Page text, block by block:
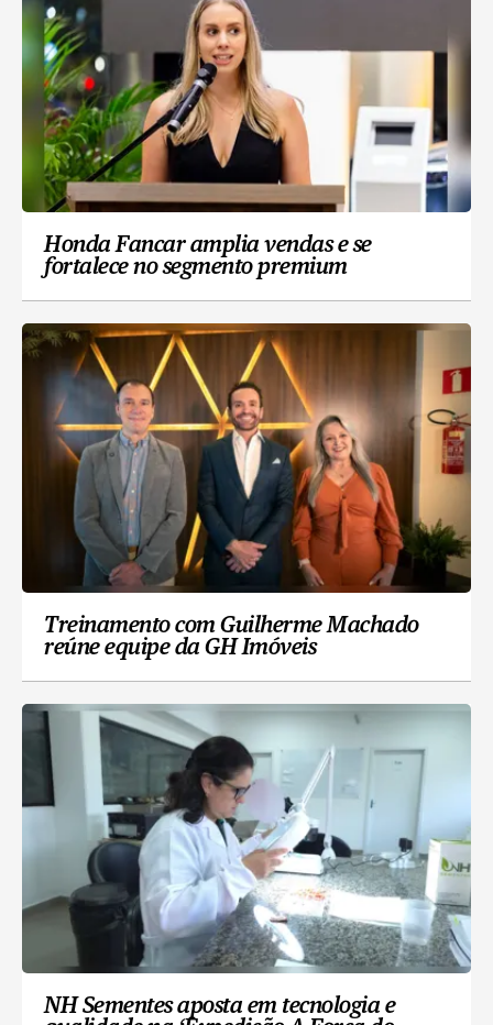
Honda Fancar amplia vendas e se
fortalece no segmento premium
Treinamento com Guilherme Machado
reúne equipe da GH Imóveis
NH Sementes aposta em tecnologia e